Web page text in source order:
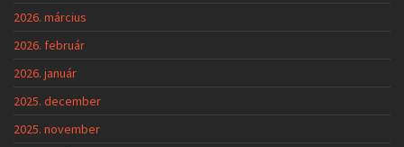
2026. március
2026. február
2026. január
2025. december
2025. november